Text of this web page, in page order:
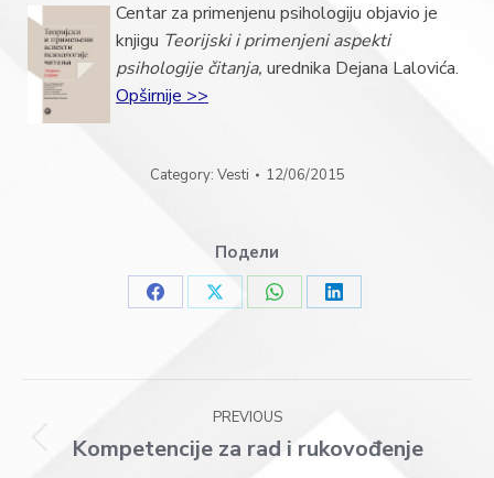
Centar za primenjenu psihologiju objavio je
knjigu Teorijski i primenjeni aspekti
psihologije čitanja, urednika Dejana Lalovića.
Opširnije >>
Category: Vesti 12/06/2015
Подели
Share
Facebook
Share
Share
Share
navigation
PREVIOUS
Previous
Kompetencije za rad i rukovođenje